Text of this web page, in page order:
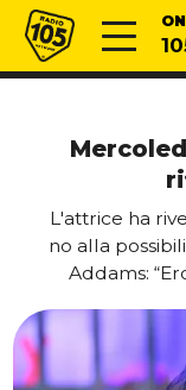
Vai al contenuto
Radio 105
L'attrice ha
no alla
Addams: